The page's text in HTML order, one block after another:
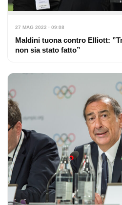
27 MAG 2022 · 09:08
Maldini tuona contro Elliott:
non sia stato fatto”